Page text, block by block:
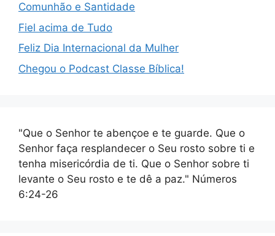
Comunhão e Santidade
Fiel acima de Tudo
Feliz Dia Internacional da Mulher
Chegou o Podcast Classe Bíblica!
"Que o Senhor te abençoe e te guarde. Que o
Senhor faça resplandecer o Seu rosto sobre ti e
tenha misericórdia de ti. Que o Senhor sobre ti
levante o Seu rosto e te dê a paz." Números
6:24-26